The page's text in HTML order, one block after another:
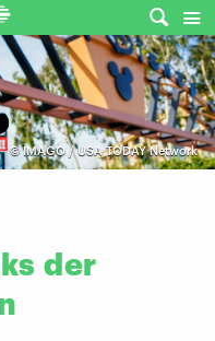
©IMAGO / USA TODAY Network
der